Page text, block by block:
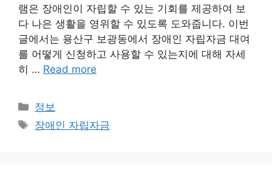
램은 장애인이 자립할 수 있는 기회를 제공하여 보
다 나은 생활을 영위할 수 있도록 도와줍니다. 이번
글에서는 용산구 보광동에서 장애인 자립자금 대여
를 어떻게 신청하고 사용할 수 있는지에 대해 자세
히 … Read more
Categories
정보
Tags
장애인 자립자금